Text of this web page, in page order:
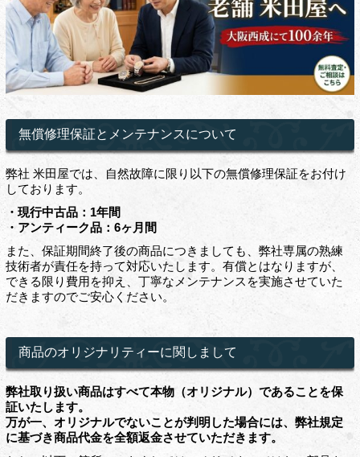
無償修理保証とメンテナンスについて
弊社 米田屋では、自然故障に限り以下の無償修理保証をお付け
しております。
・現行中古品：1年間
・アンティーク品：6ヶ月間
また、保証期間終了後の商品につきましても、弊社専属の熟練
技術者が責任を持って対応いたします。有償とはなりますが、
できる限り費用を抑え、丁寧なメンテナンスを実施させていた
だきますのでご安心ください。
商品のオリジナリティーに関しまして
弊社取り扱い商品はすべて本物（オリジナル）であることを保
証いたします。
万が一、オリジナルでないことが判明した場合には、弊社規定
に基づき商品代金を全額返金させていただきます。